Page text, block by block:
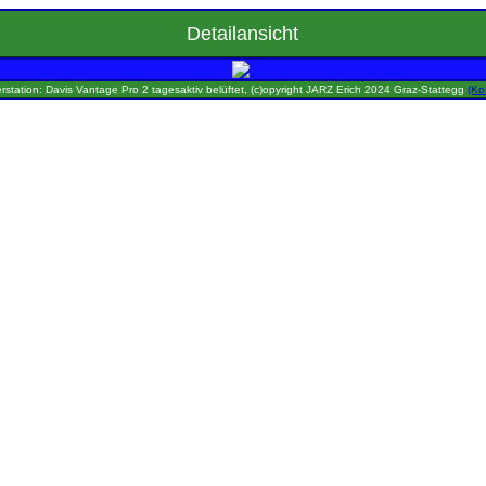
Detailansicht
Davis Vantage Pro 2 tagesaktiv belüftet, (c)opyright JARZ Erich 2024 Graz-Stattegg